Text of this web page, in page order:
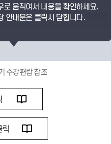
수강편람 참조